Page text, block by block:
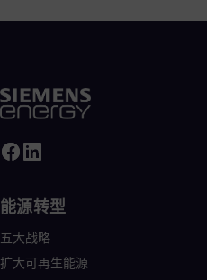
能源转型
五大战略
扩大可再生能源